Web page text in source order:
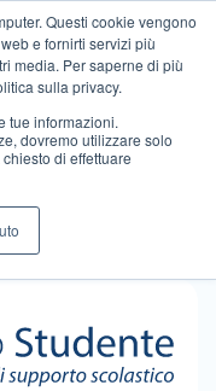
Questi cookie vengono
e fornirti servizi più
media. Per saperne di più
sulla privacy.
tue informazioni.
dovremo utilizzare solo
di effettuare